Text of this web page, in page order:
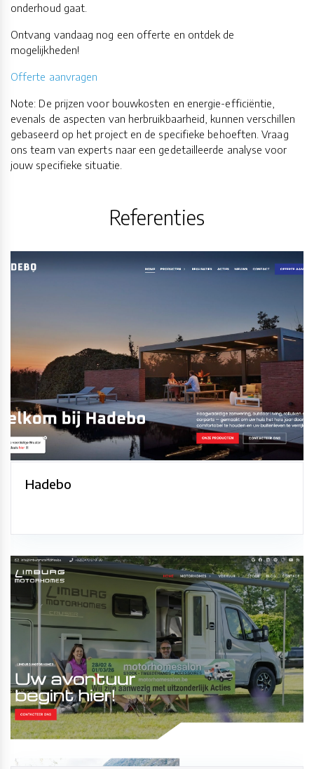
onderhoud gaat.
Ontvang vandaag nog een offerte en ontdek de
mogelijkheden!
Offerte aanvragen
Note: De prijzen voor bouwkosten en energie-efficiëntie,
evenals de aspecten van herbruikbaarheid, kunnen verschillen
gebaseerd op het project en de specifieke behoeften. Vraag
ons team van experts naar een gedetailleerde analyse voor
jouw specifieke situatie.
Referenties
Hadebo